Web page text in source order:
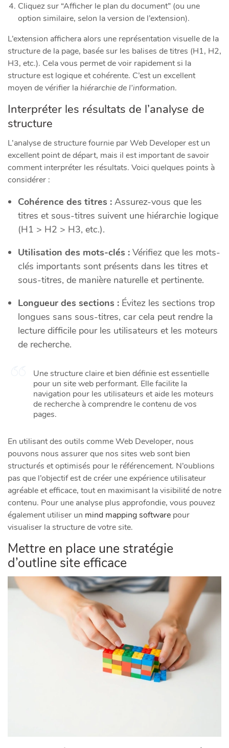
Cliquez sur “Afficher le plan du document” (ou une
option similaire, selon la version de l’extension).
L’extension affichera alors une représentation visuelle de la
structure de la page, basée sur les balises de titres (H1, H2,
H3, etc.). Cela vous permet de voir rapidement si la
structure est logique et cohérente. C’est un excellent
moyen de vérifier la hiérarchie de l’information.
Interpréter les résultats de l’analyse de
structure
L’analyse de structure fournie par Web Developer est un
excellent point de départ, mais il est important de savoir
comment interpréter les résultats. Voici quelques points à
considérer :
Cohérence des titres : Assurez-vous que les
titres et sous-titres suivent une hiérarchie logique
(H1 > H2 > H3, etc.).
Utilisation des mots-clés : Vérifiez que les mots-
clés importants sont présents dans les titres et
sous-titres, de manière naturelle et pertinente.
Longueur des sections : Évitez les sections trop
longues sans sous-titres, car cela peut rendre la
lecture difficile pour les utilisateurs et les moteurs
de recherche.
Une structure claire et bien définie est essentielle
pour un site web performant. Elle facilite la
navigation pour les utilisateurs et aide les moteurs
de recherche à comprendre le contenu de vos
pages.
En utilisant des outils comme Web Developer, nous
pouvons nous assurer que nos sites web sont bien
structurés et optimisés pour le référencement. N’oublions
pas que l’objectif est de créer une expérience utilisateur
agréable et efficace, tout en maximisant la visibilité de notre
contenu. Pour une analyse plus approfondie, vous pouvez
également utiliser un mind mapping software pour
visualiser la structure de votre site.
Mettre en place une stratégie
d’outline site efficace